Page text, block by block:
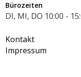
Bürozeiten
DI, MI, DO 10:00 -
Kontakt
Impressum